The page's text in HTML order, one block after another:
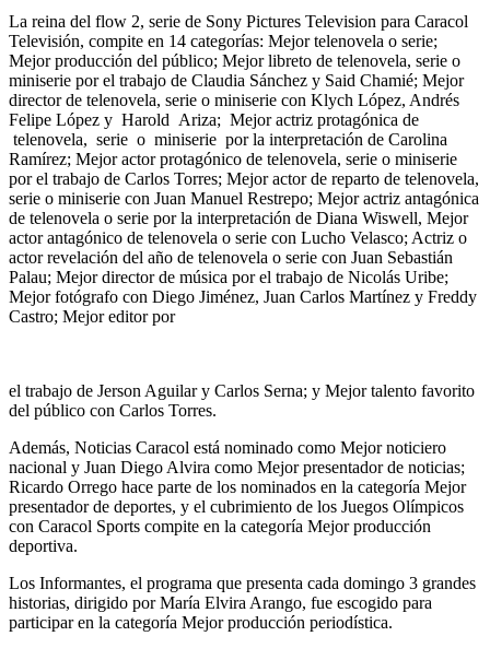
La reina del flow 2, serie de Sony Pictures Television para Caracol
Televisión, compite en 14 categorías: Mejor telenovela o serie;
Mejor producción del público; Mejor libreto de telenovela, serie o
miniserie por el trabajo de Claudia Sánchez y Said Chamié; Mejor
director de telenovela, serie o miniserie con Klych López, Andrés
Felipe López y Harold Ariza; Mejor actriz protagónica de
telenovela, serie o miniserie por la interpretación de Carolina
Ramírez; Mejor actor protagónico de telenovela, serie o miniserie
por el trabajo de Carlos Torres; Mejor actor de reparto de telenovela,
serie o miniserie con Juan Manuel Restrepo; Mejor actriz antagónica
de telenovela o serie por la interpretación de Diana Wiswell, Mejor
actor antagónico de telenovela o serie con Lucho Velasco; Actriz o
actor revelación del año de telenovela o serie con Juan Sebastián
Palau; Mejor director de música por el trabajo de Nicolás Uribe;
Mejor fotógrafo con Diego Jiménez, Juan Carlos Martínez y Freddy
Castro; Mejor editor por
el trabajo de Jerson Aguilar y Carlos Serna; y Mejor talento favorito
del público con Carlos Torres.
Además, Noticias Caracol está nominado como Mejor noticiero
nacional y Juan Diego Alvira como Mejor presentador de noticias;
Ricardo Orrego hace parte de los nominados en la categoría Mejor
presentador de deportes, y el cubrimiento de los Juegos Olímpicos
con Caracol Sports compite en la categoría Mejor producción
deportiva.
Los Informantes, el programa que presenta cada domingo 3 grandes
historias, dirigido por María Elvira Arango, fue escogido para
participar en la categoría Mejor producción periodística.